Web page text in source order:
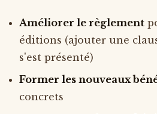
Améliorer le règlement
éditions (ajouter une
s'est présenté)
Former les nouveaux
concrets